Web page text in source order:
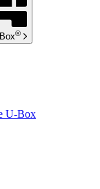
®
U-Box